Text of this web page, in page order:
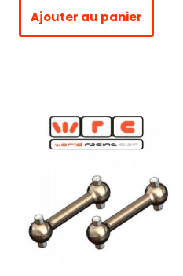
Ajouter au panier